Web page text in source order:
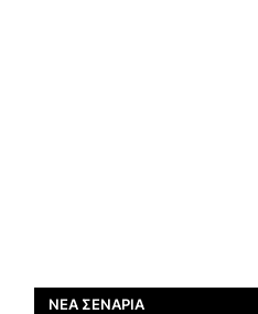
ΝΈΑ ΣΕΝΆΡΙΑ